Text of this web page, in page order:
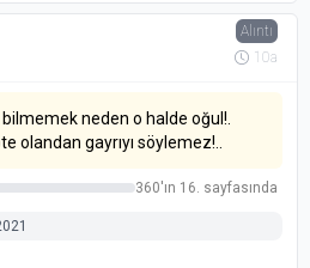
Alıntı
10a
neden o halde oğul!.
olandan gayrıyı söylemez!..
360'ın 16. sayfasında